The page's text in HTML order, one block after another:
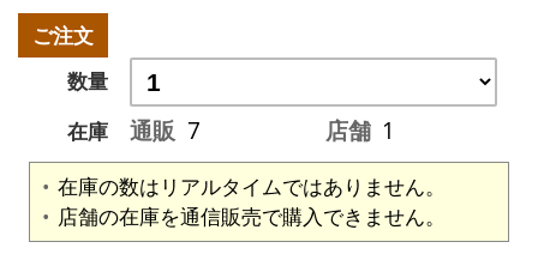
ご注文
数量
在庫
通販 7 店舗 1
在庫の数はリアルタイムではありません。
店舗の在庫を通信販売で購入できません。